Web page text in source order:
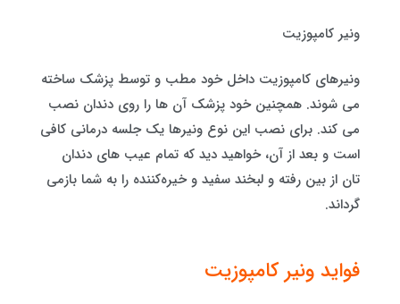
ونیر کامپوزیت
ونیرهای کامپوزیت داخل خود مطب و توسط پزشک ساخته
می شوند. همچنین خود پزشک آن ها را روی دندان نصب
می کند. برای نصب این نوع ونیرها یک جلسه درمانی کافی
است و بعد از آن، خواهید دید که تمام عیب های دندان
تان از بین رفته و لبخند سفید و خیره‎‌کننده‌ را به شما بازمی
گرداند.
فواید ونیر کامپوزیت